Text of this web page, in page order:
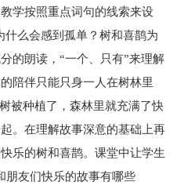
学按照重点词句的线索来设
么会感到孤单？树和喜鹊为
的朗读，“一个、只有”来理解
陪伴只能只身一人在树林里
被种植了，森林里就充满了快
。在理解故事深意的基础上再
乐的树和喜鹊。课堂中让学生
朋友们快乐的故事有哪些